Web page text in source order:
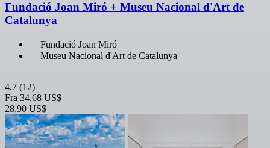
Fundació Joan Miró + Museu Nacional d'Art de
Catalunya
Fundació Joan Miró
Museu Nacional d'Art de Catalunya
4,7 (12)
Fra 34,68 US$
28,90 US$